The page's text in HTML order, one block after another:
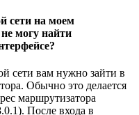
сети на моем
могу найти
сети вам нужно зайти в
Обычно это делается
маршрутизатора
После входа в